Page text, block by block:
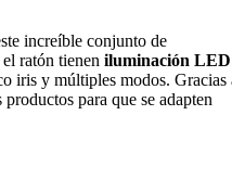
increíble conjunto de
ratón tienen iluminación LED
iris y múltiples modos. Gracias
para que se adapten